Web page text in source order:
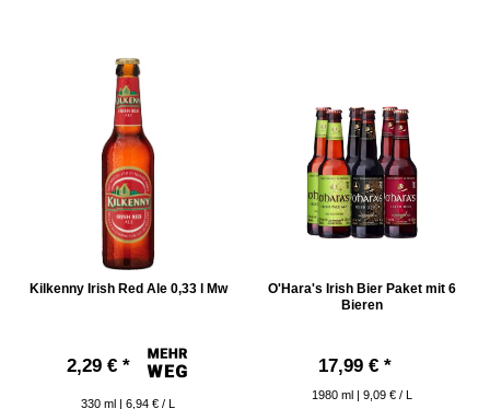
Kilkenny Irish Red Ale 0,33 l Mw
2,29 € *
330 ml | 6,94 € / L
O'Hara's Irish Bier Paket mit 6
Bieren
17,99 € *
1980 ml | 9,09 € / L